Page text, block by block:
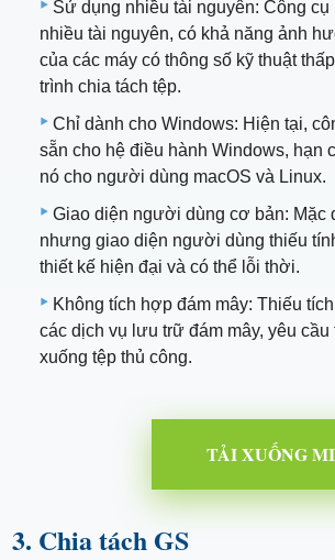
Sử dụng nhiều tài nguyên: Công cụ
nhiều tài nguyên, có khả năng ảnh
của các máy có thông số kỹ thuật
trình chia tách tệp.
Chỉ dành cho Windows: Hiện tại,
sẵn cho hệ điều hành Windows, hạn
nó cho người dùng macOS và Linux.
Giao diện người dùng cơ bản: Mặc
nhưng giao diện người dùng thiếu
thiết kế hiện đại và có thể lỗi thời.
Không tích hợp đám mây: Thiếu
các dịch vụ lưu trữ đám mây, yêu cầu
xuống tệp thủ công.
TẢI XUỐNG
3. Chia tách GS